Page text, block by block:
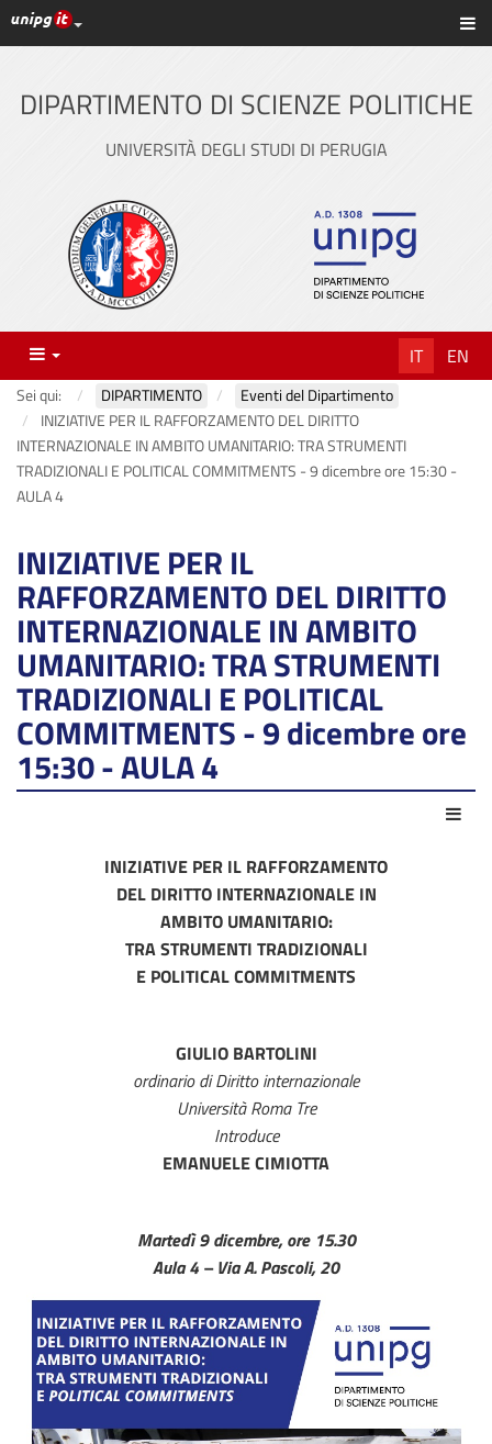
Vai
al
principale
Link ai principali servizi web di Ateneo
DIPARTIMENTO DI SCIENZE POLITICHE
UNIVERSITÀ DEGLI STUDI DI PERUGIA
Menu IT EN
Sei qui: DIPARTIMENTO
Eventi del Dipartimento
INIZIATIVE PER IL RAFFORZAMENTO DEL DIRITTO
INTERNAZIONALE IN AMBITO UMANITARIO: TRA STRUMENTI
TRADIZIONALI E POLITICAL COMMITMENTS - 9 dicembre ore 15:30 -
AULA 4
INIZIATIVE PER IL
RAFFORZAMENTO DEL DIRITTO
INTERNAZIONALE IN AMBITO
UMANITARIO: TRA STRUMENTI
TRADIZIONALI E POLITICAL
COMMITMENTS - 9 dicembre ore
15:30 - AULA 4
INIZIATIVE PER IL RAFFORZAMENTO
DEL DIRITTO INTERNAZIONALE IN
AMBITO UMANITARIO:
TRA STRUMENTI TRADIZIONALI
E POLITICAL COMMITMENTS
GIULIO BARTOLINI
ordinario di Diritto internazionale
Università Roma Tre
Introduce
EMANUELE CIMIOTTA
Martedì 9 dicembre, ore 15.30
Aula 4 – Via A. Pascoli, 20